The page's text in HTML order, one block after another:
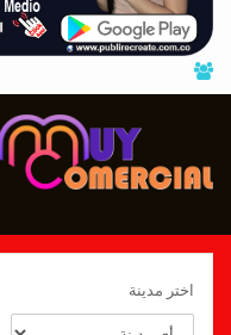
اختر مدينة